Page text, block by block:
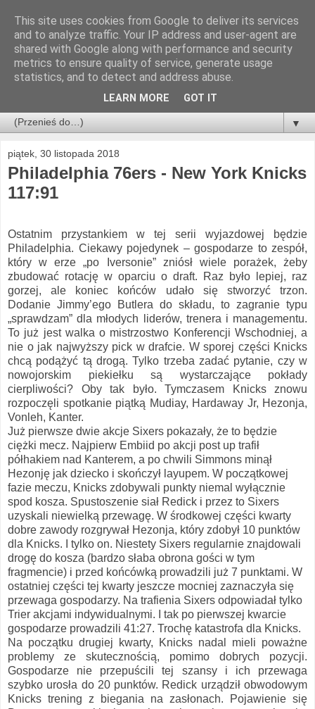
▼
piątek, 30 listopada 2018
Philadelphia 76ers - New York Knicks
117:91
Ostatnim przystankiem w tej serii wyjazdowej będzie
Philadelphia. Ciekawy pojedynek – gospodarze to zespół,
który w erze „po Iversonie” zniósł wiele porażek, żeby
zbudować rotację w oparciu o draft. Raz było lepiej, raz
gorzej, ale koniec końców udało się stworzyć trzon.
Dodanie Jimmy’ego Butlera do składu, to zagranie typu
„sprawdzam” dla młodych liderów, trenera i managementu.
To już jest walka o mistrzostwo Konferencji Wschodniej, a
nie o jak najwyższy pick w drafcie. W sporej części Knicks
chcą podążyć tą drogą. Tylko trzeba zadać pytanie, czy w
nowojorskim piekiełku są wystarczające pokłady
cierpliwości? Oby tak było. Tymczasem Knicks znowu
rozpoczęli spotkanie piątką Mudiay, Hardaway Jr, Hezonja,
Vonleh, Kanter.
Już pierwsze dwie akcje Sixers pokazały, że to będzie
ciężki mecz. Najpierw Embiid po akcji post up trafił
półhakiem nad Kanterem, a po chwili Simmons minął
Hezonję jak dziecko i skończył layupem. W początkowej
fazie meczu, Knicks zdobywali punkty niemal wyłącznie
spod kosza. Spustoszenie siał Redick i przez to Sixers
uzyskali niewielką przewagę. W środkowej części kwarty
dobre zawody rozgrywał Hezonja, który zdobył 10 punktów
dla Knicks. I tylko on. Niestety Sixers regularnie znajdowali
drogę do kosza (bardzo słaba obrona gości w tym
fragmencie) i przed końcówką prowadzili już 7 punktami. W
ostatniej części tej kwarty jeszcze mocniej zaznaczyła się
przewaga gospodarzy. Na trafienia Sixers odpowiadał tylko
Trier akcjami indywidualnymi. I tak po pierwszej kwarcie
gospodarze prowadzili 41:27. Trochę katastrofa dla Knicks.
Na początku drugiej kwarty, Knicks nadal mieli poważne
problemy ze skutecznością, pomimo dobrych pozycji.
Gospodarze nie przepuścili tej szansy i ich przewaga
szybko urosła do 20 punktów. Redick urządził obwodowym
Knicks trening z biegania na zasłonach. Pojawienie się
This site uses cookies from Google to deliver its services
and to analyze traffic. Your IP address and user-agent are
shared with Google along with performance and security
metrics to ensure quality of service, generate usage
statistics, and to detect and address abuse.
LEARN MORE GOT IT